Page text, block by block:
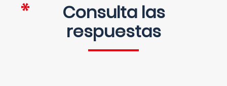
Consulta las
respuestas